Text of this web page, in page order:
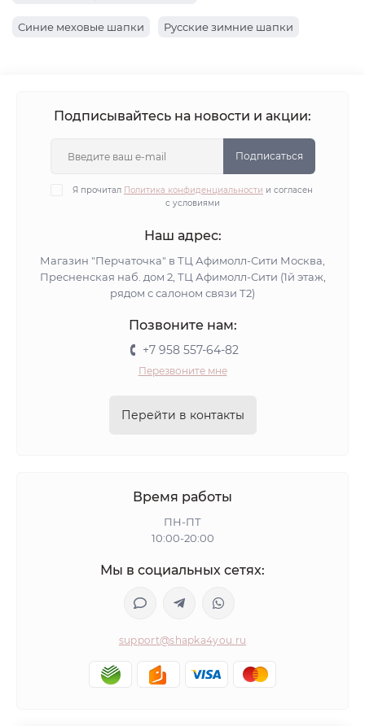
Синие меховые шапки Русские зимние шапки
Подписывайтесь на новости и акции:
Подписаться
Я прочитал Политика конфиденциальности и согласен
с условиями
Наш адрес:
Магазин "Перчаточка" в ТЦ Афимолл-Сити Москва,
Пресненская наб. дом 2, ТЦ Афимолл-Сити (1й этаж,
рядом с салоном связи Т2)
Позвоните нам:
+7 958 557-64-82
Перезвоните мне
Перейти в контакты
Время работы
ПН-ПТ
10:00-20:00
Мы в социальных сетях:
support@shapka4you.ru